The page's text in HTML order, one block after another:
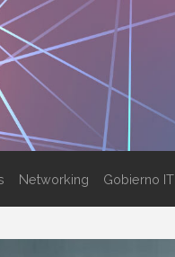
Networking Gobierno IT